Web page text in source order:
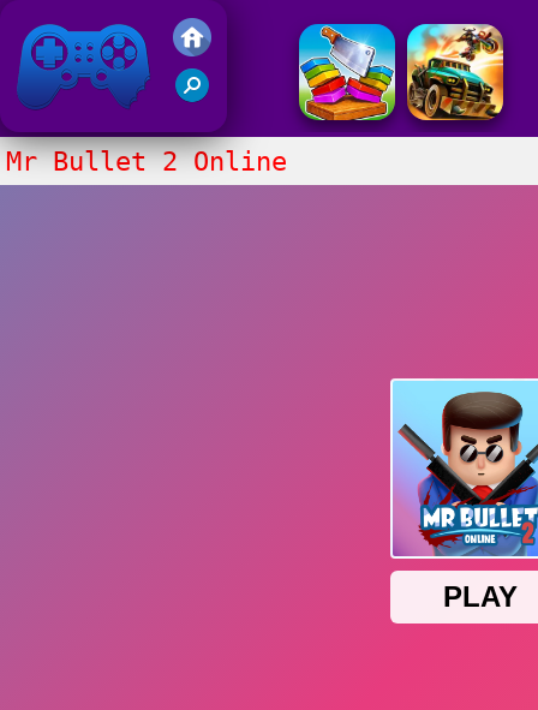
Juegos Friv 2017
Mr Bullet 2 Online